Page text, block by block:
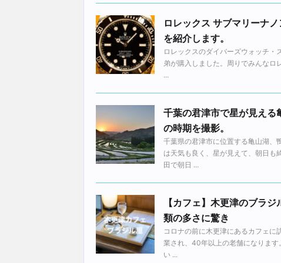
ロレックス サブマリーナ
を紹介します。
ロレックスのダイバーズウォッチ
弟が購入しました。周りでみんなロ
...
千葉の君津市で星が見える
の時期を撮影。
千葉県の君津市に位置する亀山湖、
は天気も良く、星が見えて、朝日も
田で朝日 ...
【カフェ】木更津のブラ
類の多さに驚き
コロナの前に木更津にあるカフェ
業され、40年以上の老舗になりま
い ...